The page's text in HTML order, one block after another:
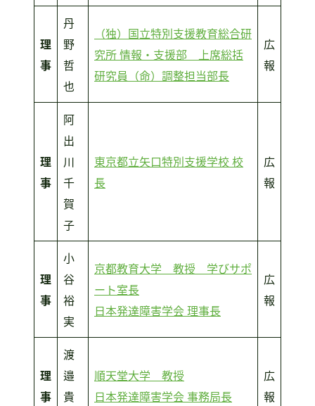
理
事
丹
野
哲
也
（独）国立特別支援教育総合研
究所 情報・支援部 上席総括
研究員（命）調整担当部長
広
報
理
事
阿
出
川
千
賀
子
東京都立矢口特別支援学校 校
長
広
報
理
事
小
谷
裕
実
京都教育大学 教授 学びサポ
ート室長
日本発達障害学会 理事長
広
報
理
事
渡
邉
貴
順天堂大学 教授
日本発達障害学会 事務局長
広
報